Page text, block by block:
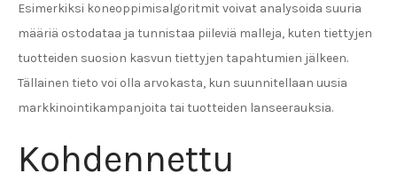
Esimerkiksi koneoppimisalgoritmit voivat analysoida suuria
määriä ostodataa ja tunnistaa piileviä malleja, kuten tiettyjen
tuotteiden suosion kasvun tiettyjen tapahtumien jälkeen.
Tällainen tieto voi olla arvokasta, kun suunnitellaan uusia
markkinointikampanjoita tai tuotteiden lanseerauksia.
Kohdennettu